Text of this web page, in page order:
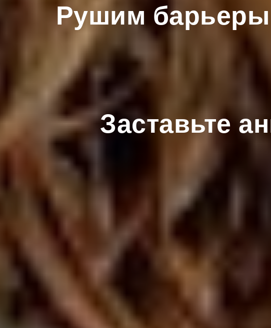
Рушим барьеры
Заставьте